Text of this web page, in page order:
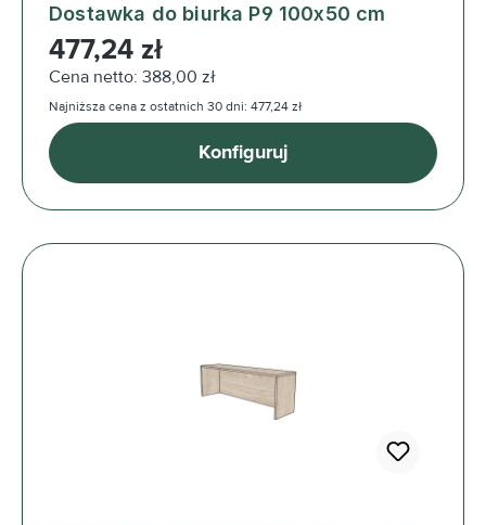
Dostawka do biurka P9 100x50 cm
Cena regularna:
477,24 zł
Cena netto: 388,00 zł
Najniższa cena z ostatnich 30 dni: 477,24 zł
Konfiguruj